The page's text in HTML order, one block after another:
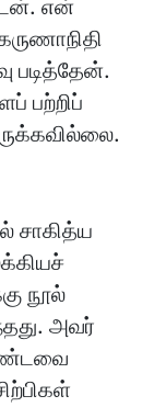
என்
படித்தேன்.
பற்றிப்
நூல்
அவர்